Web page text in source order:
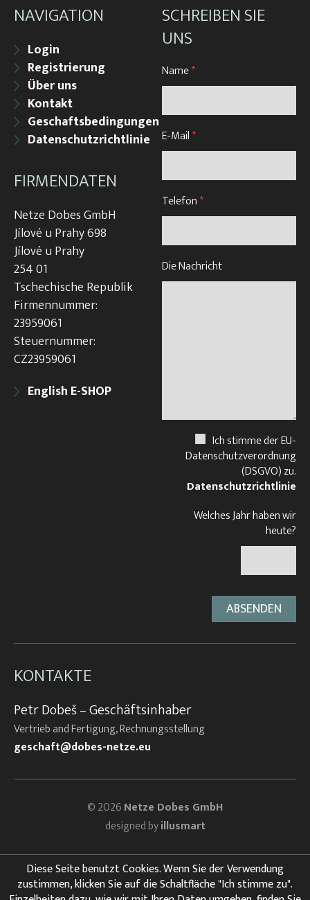
NAVIGATION
Login
Registrierung
Über uns
Kontakt
Geschaftsbedingungen
Datenschutzrichtlinie
FIRMENDATEN
Netze Dobes GmbH
Jílové u Prahy 698
Jílové u Prahy
254 01
Tschechische Republik
Firmennummer:
23959061
Steuernummer:
CZ23959061
English E-SHOP
SCHREIBEN SIE
UNS
Name*
E-Mail*
Telefon*
Die Nachricht
Ich stimme der EU-
Datenschutzverordnung
(DSGVO) zu.
Datenschutzrichtlinie
Welches Jahr haben wir
heute?
KONTAKTE
Petr Dobeš – Geschäftsinhaber
Vertrieb and Fertigung, Rechnungsstellung
geschaft@dobes-netze.eu
© 2026Netze Dobes GmbH
designed byillusmart
Diese Seite benutzt Cookies. Wenn Sie der Verwendung
zustimmen, klicken Sie auf die Schaltfläche "Ich stimme zu".